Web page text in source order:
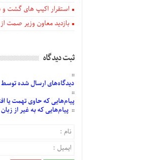
استقرار اکیپ های گشت و
بازدید معاون وزیر صمت
ثبت دیدگاه
دیدگاه‌هایارسالشدهتوسط
پیام‌هاییکه حاوی تهمت یا
پیام‌هاییکه به غیر از